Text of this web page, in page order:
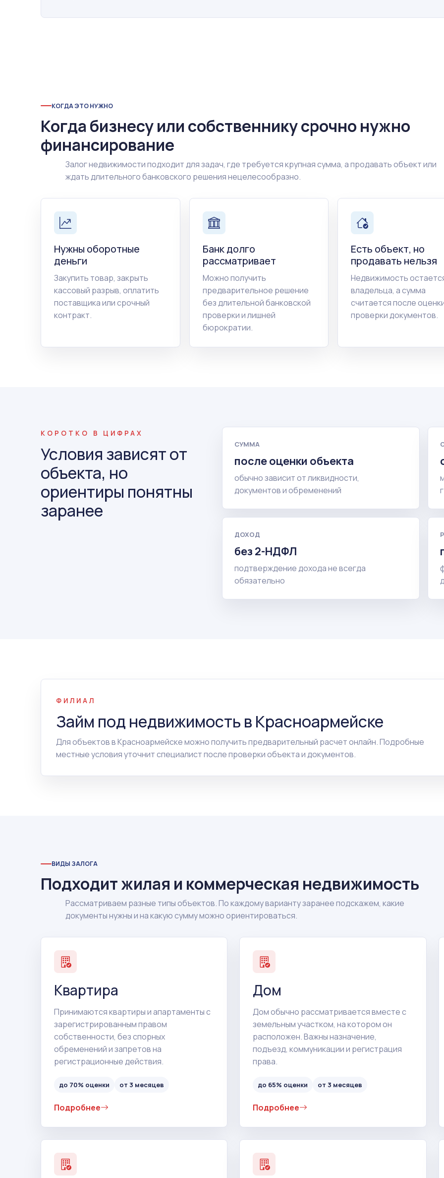
КОГДА ЭТО НУЖНО
Когда бизнесу или собственнику срочно нужно
финансирование
Залог недвижимости подходит для задач, где требуется крупная сумма, а продавать объект или
ждать длительного банковского решения нецелесообразно.
Нужны оборотные
деньги
Закупить товар, закрыть
кассовый разрыв, оплатить
поставщика или срочный
контракт.
Банк долго
рассматривает
Можно получить
предварительное решение
без длительной банковской
проверки и лишней
бюрократии.
Есть объект, но
продавать нельзя
Недвижимость
владельца, а сумма
считается после
проверки документов.
КОРОТКО В ЦИФРАХ
Условия зависят от
объекта, но
ориентиры понятны
заранее
СУММА
после оценки объекта
обычно зависит от ликвидности,
документов и обременений
ДОХОД
без 2-НДФЛ
подтверждение дохода не всегда
обязательно
ФИЛИАЛ
Займ под недвижимость в Красноармейске
Для объектов в Красноармейске можно получить предварительный расчет онлайн. Подробные
местные условия уточнит специалист после проверки объекта и документов.
ВИДЫ ЗАЛОГА
Подходит жилая и коммерческая недвижимость
Рассматриваем разные типы объектов. По каждому варианту заранее подскажем, какие
документы нужны и на какую сумму можно ориентироваться.
Квартира
Принимаются квартиры и апартаменты с
зарегистрированным правом
собственности, без спорных
обременений и запретов на
регистрационные действия.
до 70% оценки от 3 месяцев
Подробнее
Дом
Дом обычно рассматривается вместе с
земельным участком, на котором он
расположен. Важны назначение,
подъезд, коммуникации и регистрация
права.
до 65% оценки от 3 месяцев
Подробнее